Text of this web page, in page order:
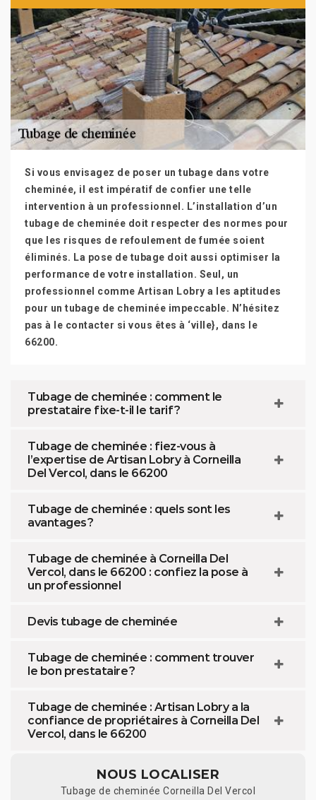
Si vous envisagez de poser un tubage dans votre
cheminée, il est impératif de confier une telle
intervention à un professionnel. L’installation d’un
tubage de cheminée doit respecter des normes pour
que les risques de refoulement de fumée soient
éliminés. La pose de tubage doit aussi optimiser la
performance de votre installation. Seul, un
professionnel comme Artisan Lobry a les aptitudes
pour un tubage de cheminée impeccable. N’hésitez
pas à le contacter si vous êtes à ‘ville}, dans le
66200.
Tubage de cheminée : comment le
prestataire fixe-t-il le tarif ?
Tubage de cheminée : fiez-vous à
l’expertise de Artisan Lobry à Corneilla
Del Vercol, dans le 66200
Tubage de cheminée : quels sont les
avantages ?
Tubage de cheminée à Corneilla Del
Vercol, dans le 66200 : confiez la pose à
un professionnel
Devis tubage de cheminée
Tubage de cheminée : comment trouver
le bon prestataire ?
Tubage de cheminée : Artisan Lobry a la
confiance de propriétaires à Corneilla Del
Vercol, dans le 66200
NOUS LOCALISER
Tubage de cheminée Corneilla Del Vercol